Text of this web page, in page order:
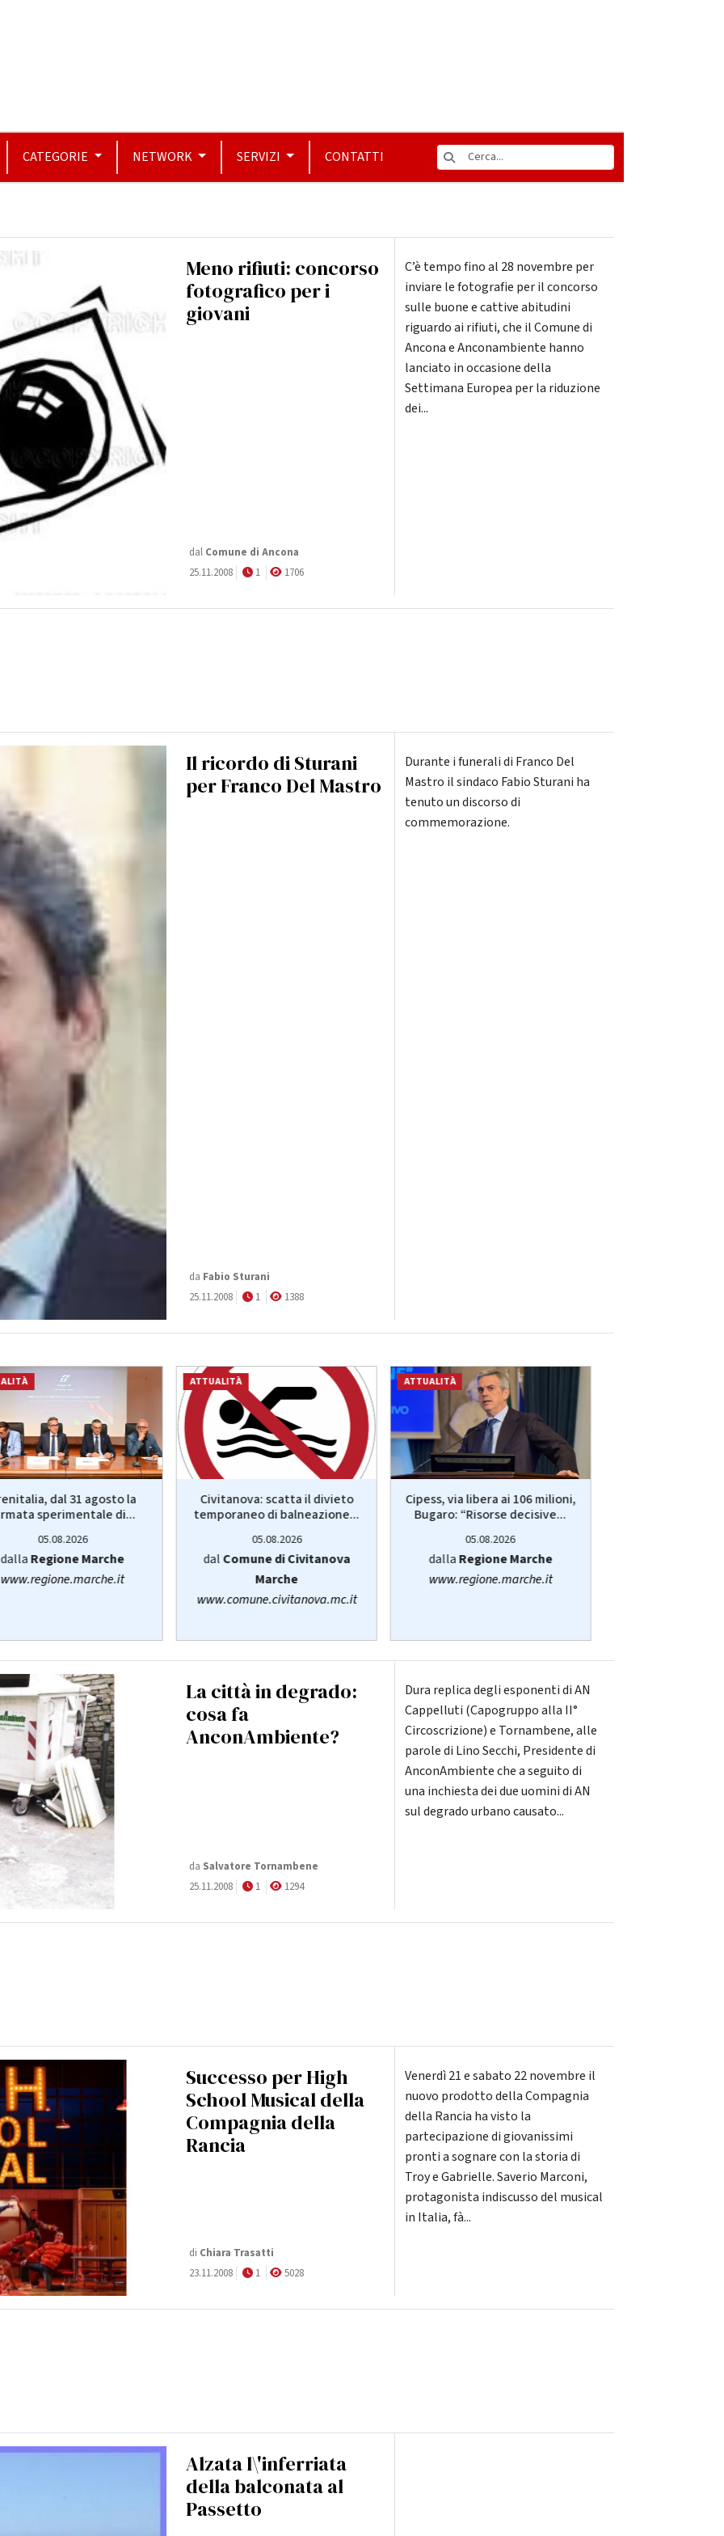
CATEGORIE NETWORK SERVIZI CONTATTI
Meno rifiuti: concorso
fotografico per i
giovani
dal Comune di Ancona
25.11.2008
1 1706
C’è tempo fino al 28 novembre per
inviare le fotografie per il concorso
sulle buone e cattive abitudini
riguardo ai rifiuti, che il Comune di
Ancona e Anconambiente hanno
lanciato in occasione della
Settimana Europea per la riduzione
dei...
Il ricordo di Sturani
per Franco Del Mastro
da Fabio Sturani
25.11.2008
1 1388
Durante i funerali di Franco Del
Mastro il sindaco Fabio Sturani ha
tenuto un discorso di
commemorazione.
dal 31 agosto la
sperimentale di...
05.08.2026
dallaRegione Marche
www.regione.marche.it
ATTUALITÀ
Civitanova: scatta il divieto
temporaneo di balneazione...
05.08.2026
dalComune di Civitanova
Marche
www.comune.civitanova.mc.it
ATTUALITÀ
Cipess, via libera ai 106 milioni,
Bugaro: “Risorse decisive...
05.08.2026
dallaRegione Marche
www.regione.marche.it
La città in degrado:
cosa fa
AnconAmbiente?
da Salvatore Tornambene
25.11.2008
1 1294
Dura replica degli esponenti di AN
Cappelluti (Capogruppo alla II°
Circoscrizione) e Tornambene, alle
parole di Lino Secchi, Presidente di
AnconAmbiente che a seguito di
una inchiesta dei due uomini di AN
sul degrado urbano causato...
Successo per High
School Musical della
Compagnia della
Rancia
di Chiara Trasatti
23.11.2008
1 5028
Venerdì 21 e sabato 22 novembre il
nuovo prodotto della Compagnia
della Rancia ha visto la
partecipazione di giovanissimi
pronti a sognare con la storia di
Troy e Gabrielle. Saverio Marconi,
protagonista indiscusso del musical
in Italia, fà...
Alzata l\'inferriata
della balconata al
Passetto